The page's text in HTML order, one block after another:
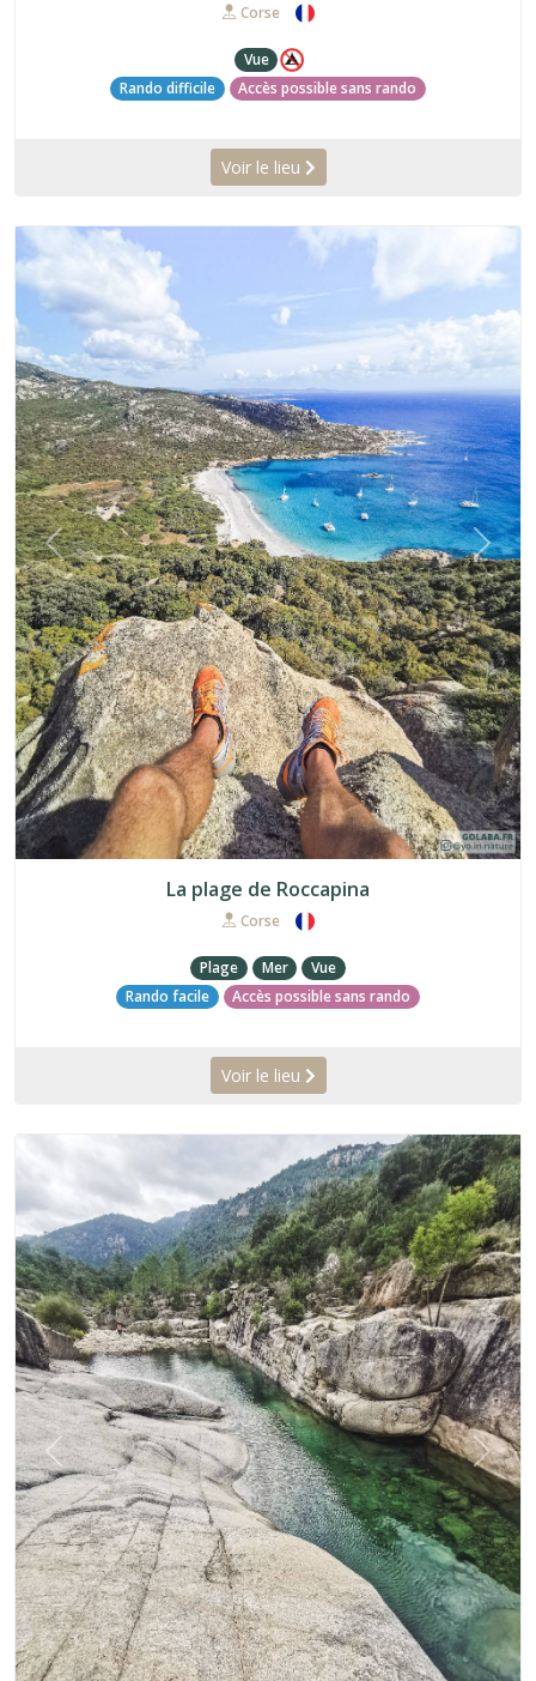
Corse
Vue
Rando difficile
Accès possible sans rando
Voir le lieu
Précédent
La plage de Roccapina
Corse
Plage Mer
Vue
Rando facile
Accès possible sans rando
Voir le lieu
Précédent